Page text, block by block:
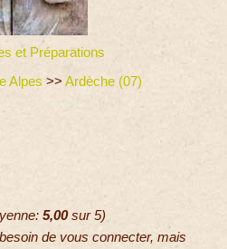
et Préparations
Alpes >> Ardèche (07)
5,00sur 5)
de vous connecter, mais